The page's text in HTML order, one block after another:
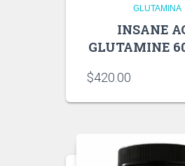
GLUTAMINA
INSANE
GLUTAMINE
$420.00